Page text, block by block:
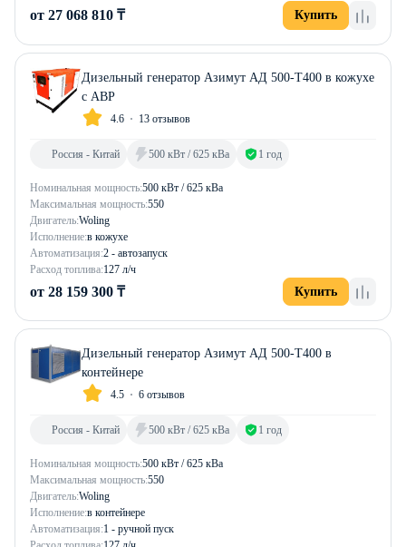
от 27 068 810 ₸ Купить
Дизельный генератор Азимут АД 500-Т400 в кожухе
с АВР
4.6 13 отзывов
Номинальная мощность:500 кВт / 625 кВа
Максимальная мощность:550
Двигатель:Woling
Исполнение:в кожухе
Автоматизация:2 - автозапуск
Расход топлива:127 л/ч
Россия - Китай 500 кВт / 625 кВа 1 год
от 28 159 300 ₸ Купить
Дизельный генератор Азимут АД 500-Т400 в
контейнере
4.5 6 отзывов
Номинальная мощность:500 кВт / 625 кВа
Максимальная мощность:550
Двигатель:Woling
Исполнение:в контейнере
Автоматизация:1 - ручной пуск
Россия - Китай 500 кВт / 625 кВа 1 год